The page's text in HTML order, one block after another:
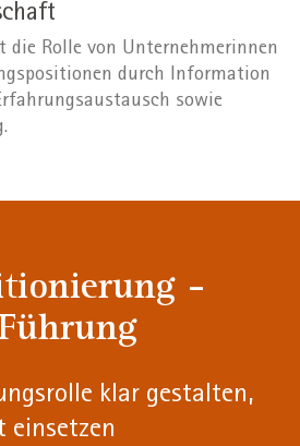
die Rolle von Unternehmerinnen
durch Information
sowie
-
klar gestalten,
einsetzen